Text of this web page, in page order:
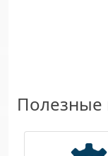
Полезные